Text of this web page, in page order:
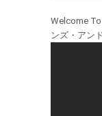
Welcome
ンズ・アン